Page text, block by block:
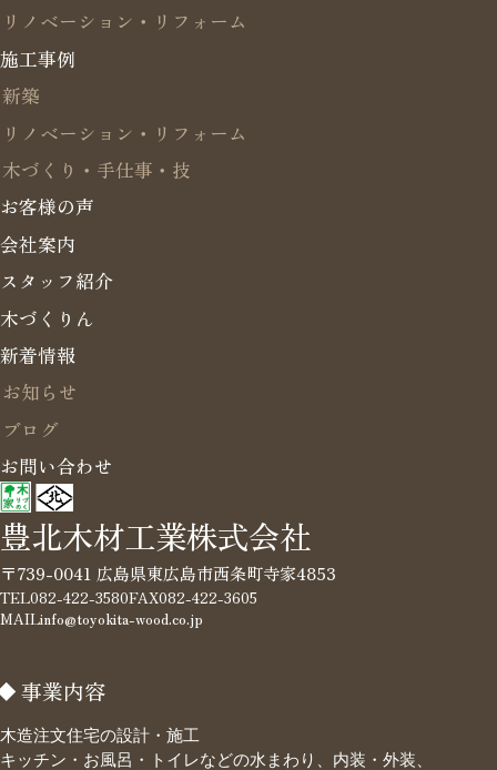
リノベーション・リフォーム
施工事例
新築
リノベーション・リフォーム
木づくり・手仕事・技
お客様の声
会社案内
スタッフ紹介
木づくりん
新着情報
お知らせ
ブログ
お問い合わせ
豊北木材工業株式会社
〒739-0041 広島県東広島市西条町寺家4853
TEL082-422-3580FAX082-422-3605
MAILinfo@toyokita-wood.co.jp
事業内容
木造注文住宅の設計・施工
キッチン・お風呂・トイレなどの水まわり、内装・外装、